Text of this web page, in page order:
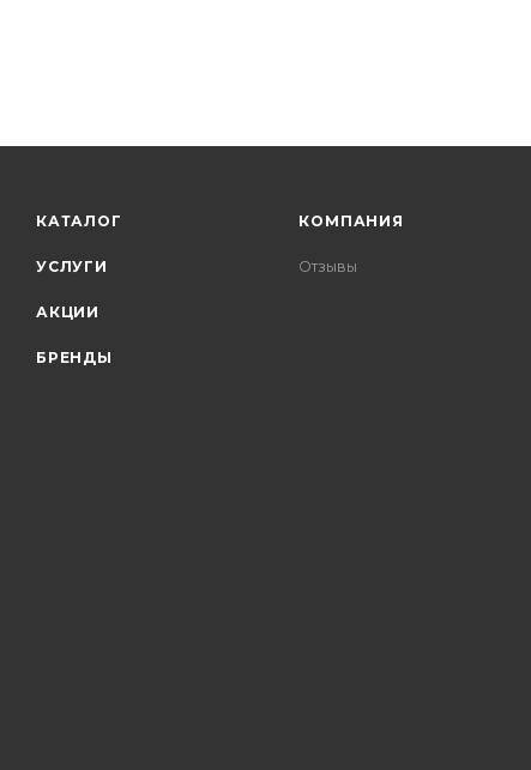
КАТАЛОГ
УСЛУГИ
АКЦИИ
БРЕНДЫ
КОМПАНИЯ
Отзывы